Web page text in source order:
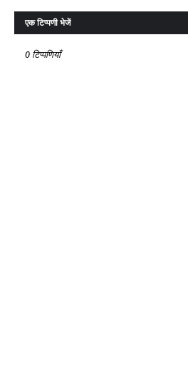
एक टिप्पणी भेजें
0 टिप्पणियाँ